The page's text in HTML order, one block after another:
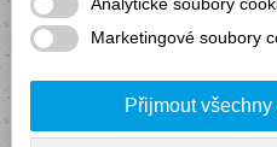
Marketingové soubory
Přijmout